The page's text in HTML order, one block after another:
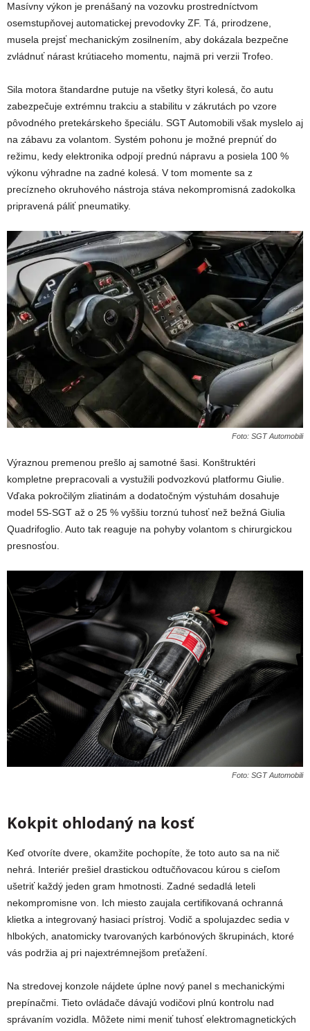
Masívny výkon je prenášaný na vozovku prostredníctvom
osemstupňovej automatickej prevodovky ZF. Tá, prirodzene,
musela prejsť mechanickým zosilnením, aby dokázala bezpečne
zvládnuť nárast krútiaceho momentu, najmä pri verzii Trofeo.
Sila motora štandardne putuje na všetky štyri kolesá, čo autu
zabezpečuje extrémnu trakciu a stabilitu v zákrutách po vzore
pôvodného pretekárskeho špeciálu. SGT Automobili však myslelo aj
na zábavu za volantom. Systém pohonu je možné prepnúť do
režimu, kedy elektronika odpojí prednú nápravu a posiela 100 %
výkonu výhradne na zadné kolesá. V tom momente sa z
precízneho okruhového nástroja stáva nekompromisná zadokolka
pripravená páliť pneumatiky.
Foto: SGT Automobili
Výraznou premenou prešlo aj samotné šasi. Konštruktéri
kompletne prepracovali a vystužili podvozkovú platformu Giulie.
Vďaka pokročilým zliatinám a dodatočným výstuhám dosahuje
model 5S-SGT až o 25 % vyššiu torznú tuhosť než bežná Giulia
Quadrifoglio. Auto tak reaguje na pohyby volantom s chirurgickou
presnosťou.
Foto: SGT Automobili
Kokpit ohlodaný na kosť
Keď otvoríte dvere, okamžite pochopíte, že toto auto sa na nič
nehrá. Interiér prešiel drastickou odtučňovacou kúrou s cieľom
ušetriť každý jeden gram hmotnosti. Zadné sedadlá leteli
nekompromisne von. Ich miesto zaujala certifikovaná ochranná
klietka a integrovaný hasiaci prístroj. Vodič a spolujazdec sedia v
hlbokých, anatomicky tvarovaných karbónových škrupinách, ktoré
vás podržia aj pri najextrémnejšom preťažení.
Na stredovej konzole nájdete úplne nový panel s mechanickými
prepínačmi. Tieto ovládače dávajú vodičovi plnú kontrolu nad
správaním vozidla. Môžete nimi meniť tuhosť elektromagnetických